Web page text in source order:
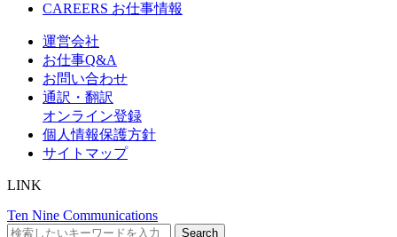
CAREERS お仕事情報
運営会社
お仕事Q&A
お問い合わせ
通訳・翻訳
オンライン登録
個人情報保護方針
サイトマップ
LINK
Ten Nine Communications